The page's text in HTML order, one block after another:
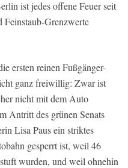
ist jedes offene Feuer seit
Feinstaub-Grenzwerte
ersten reinen Fußgänger-
ganz freiwillig: Zwar ist
nicht mit dem Auto
Antritt des grünen Senats
Lisa Paus ein striktes
gesperrt ist, weil 46
wurden, und weil ohnehin